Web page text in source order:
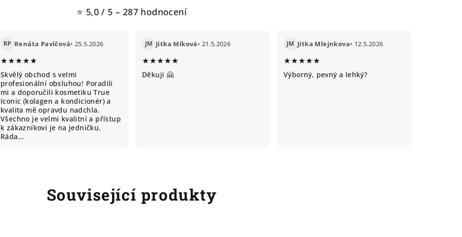
⭐ 5,0 / 5 – 287 hodnocení
RP Renáta Pavičová• 25.5.2026
★★★★★
Skvělý obchod s velmi
profesionální obsluhou! Poradili
mi a doporučili kosmetiku True
Iconic (kolagen a kondicionér) a
kvalita mě opravdu nadchla.
Všechno je velmi kvalitní a přístup
k zákazníkovi je na jedničku.
Ráda…
JM Jitka Míková• 21.5.2026
★★★★★
Děkuji 🤗
JM Jitka Mlejnkova• 12.5.2026
★★★★★
Výborný, pevný a lehký?
Související produkty